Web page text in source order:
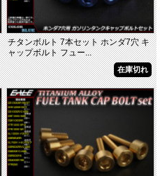
チタンボルト 7本セット ホンダ7穴 キ
ャップボルト フュー...
在庫切れ